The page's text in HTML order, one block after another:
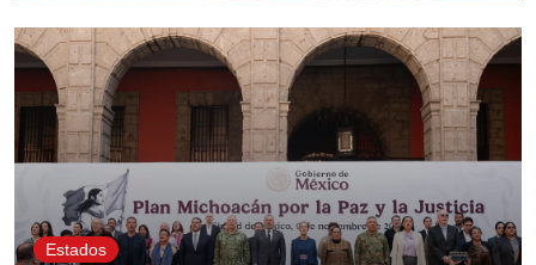
Estados